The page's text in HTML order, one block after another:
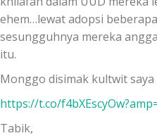
ehem…lewat adopsi
sesungguhnya mereka
itu.
Monggo disimak kultwit saya
https://t.co/
Tabik,